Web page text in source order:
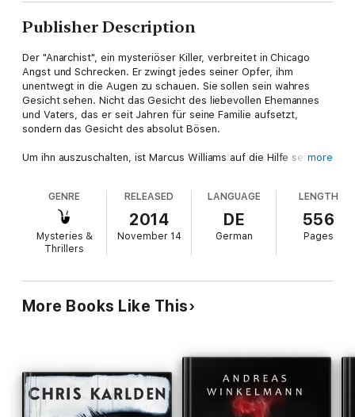
Publisher Description
Der "Anarchist", ein mysteriöser Killer, verbreitet in Chicago
Angst und Schrecken. Er zwingt jedes seiner Opfer, ihm
unentwegt in die Augen zu schauen. Sie sollen sein wahres
Gesicht sehen. Nicht das Gesicht des liebevollen Ehemannes
und Vaters, das er seit Jahren für seine Familie aufsetzt,
sondern das Gesicht des absolut Bösen.
Um ihn auszuschalten, ist Marcus Williams auf die Hilfe seines
more
GENRE
Mysteries &
Thrillers
RELEASED
2014
November 14
LANGUAGE
DE
German
LENGTH
556
Pages
More Books Like This